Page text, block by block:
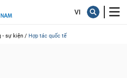
- sự kiện / Hợp tác quốc tế